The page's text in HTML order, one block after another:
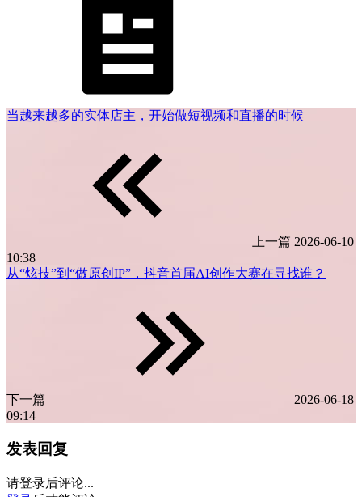
当越来越多的实体店主，开始做短视频和直播的时候
上一篇 2026-06-10
10:38
从“炫技”到“做原创IP”，抖音首届AI创作大赛在寻找谁？
下一篇
2026-06-18
09:14
发表回复
请登录后评论...